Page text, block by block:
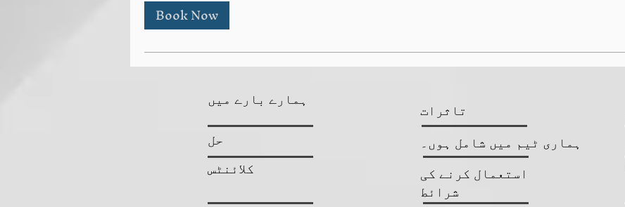
Book Now
ہمارے بارے میں
حل
کلائنٹس
تاثرات
ہماری ٹیم میں شامل ہوں۔
استعمال کرنے کی
شرائط